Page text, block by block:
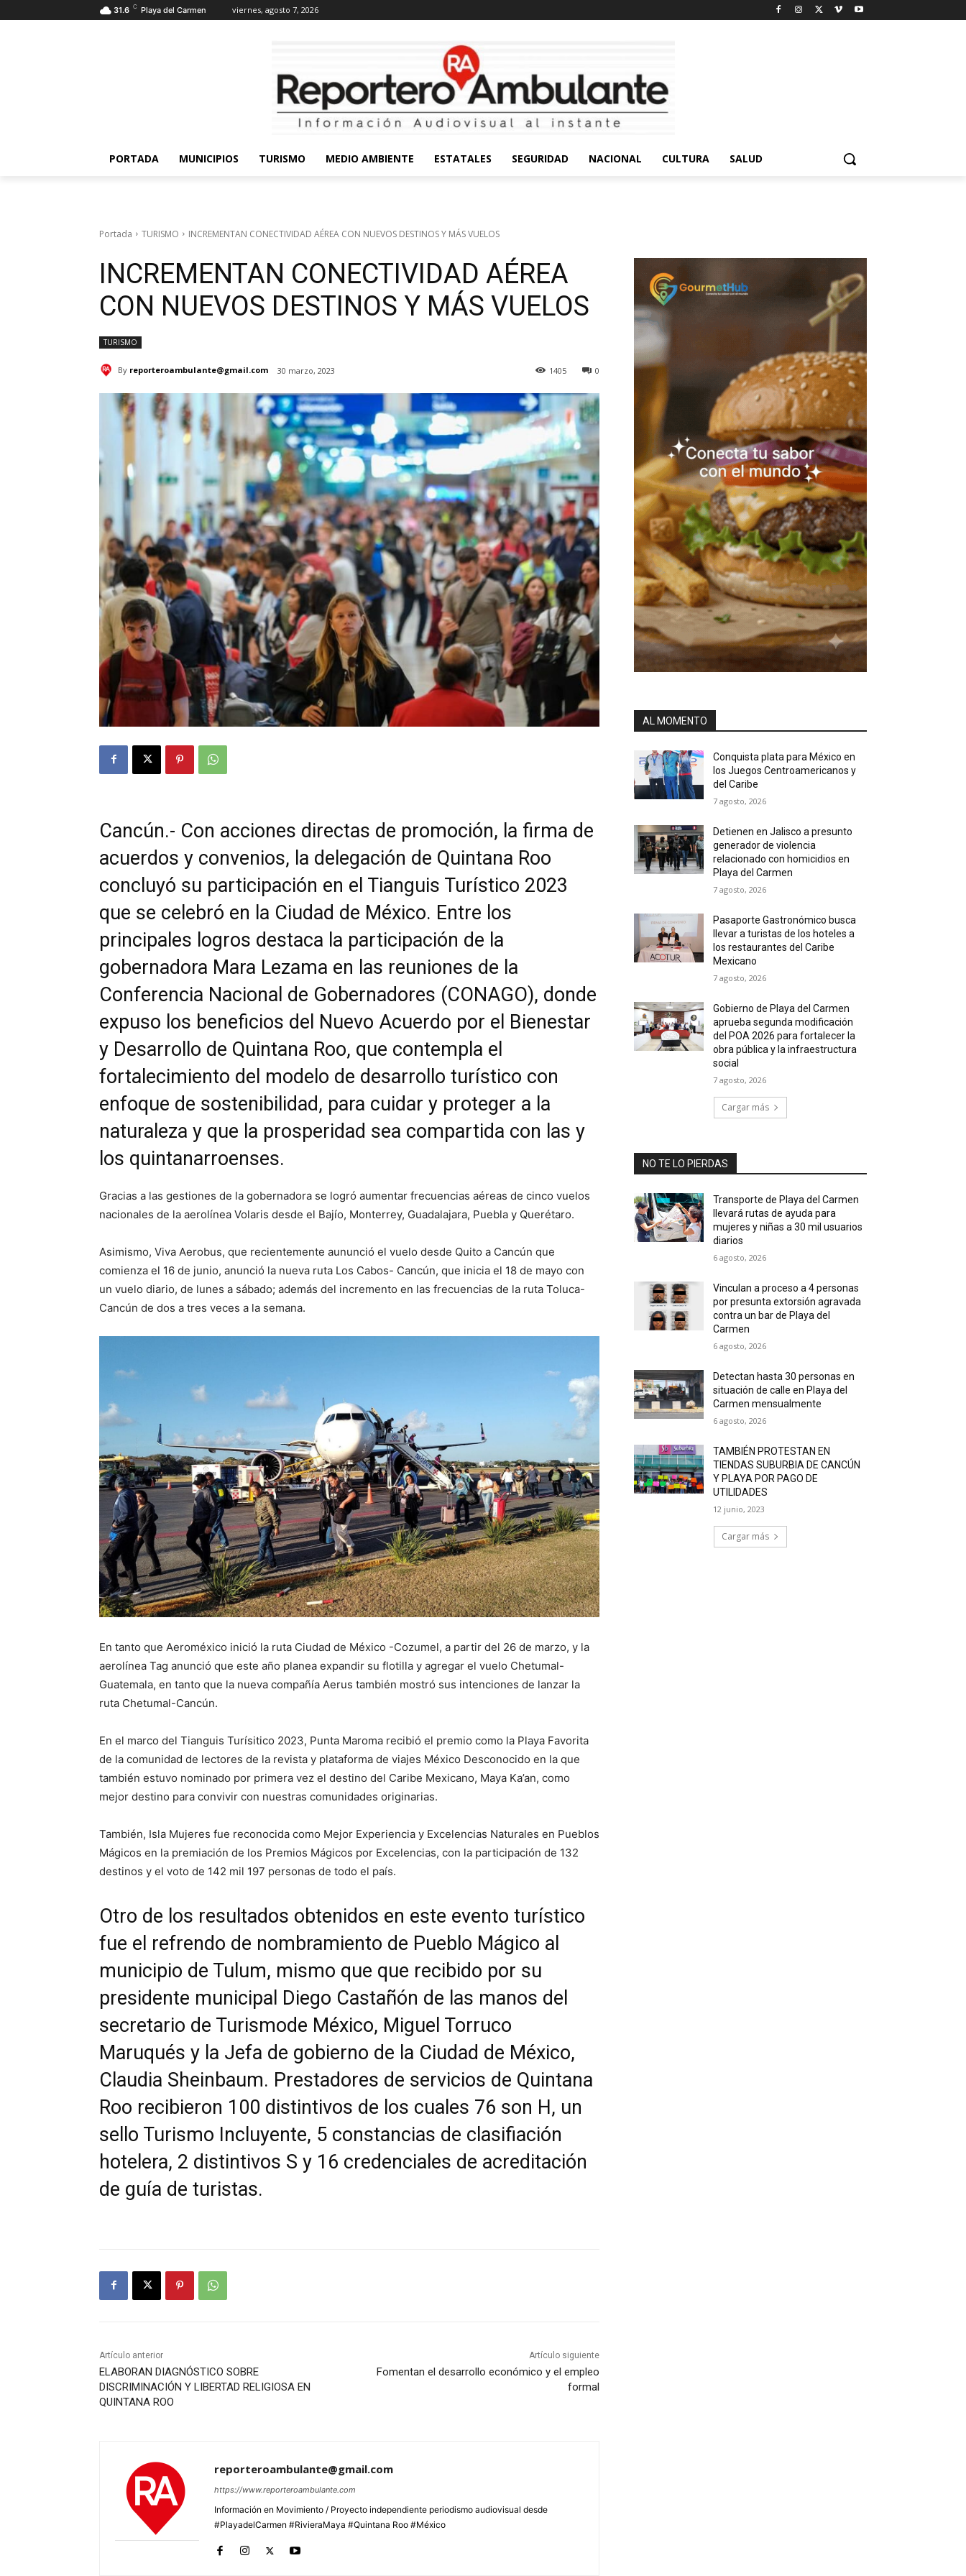
31.6 C Playa del Carmen viernes, agosto 7, 2026
PORTADA MUNICIPIOS TURISMO MEDIO AMBIENTE ESTATALES SEGURIDAD NACIONAL CULTURA SALUD
Portada TURISMO INCREMENTAN CONECTIVIDAD AÉREA CON NUEVOS DESTINOS Y MÁS VUELOS
INCREMENTAN CONECTIVIDAD AÉREA
CON NUEVOS DESTINOS Y MÁS VUELOS
TURISMO
By reporteroambulante@gmail.com 30 marzo, 2023 0
1405
Cancún.- Con acciones directas de promoción, la firma de
acuerdos y convenios, la delegación de Quintana Roo
concluyó su participación en el Tianguis Turístico 2023
que se celebró en la Ciudad de México. Entre los
principales logros destaca la participación de la
gobernadora Mara Lezama en las reuniones de la
Conferencia Nacional de Gobernadores (CONAGO), donde
expuso los beneficios del Nuevo Acuerdo por el Bienestar
y Desarrollo de Quintana Roo, que contempla el
fortalecimiento del modelo de desarrollo turístico con
enfoque de sostenibilidad, para cuidar y proteger a la
naturaleza y que la prosperidad sea compartida con las y
los quintanarroenses.
Gracias a las gestiones de la gobernadora se logró aumentar frecuencias aéreas de cinco vuelos
nacionales de la aerolínea Volaris desde el Bajío, Monterrey, Guadalajara, Puebla y Querétaro.
Asimismo, Viva Aerobus, que recientemente aununció el vuelo desde Quito a Cancún que
comienza el 16 de junio, anunció la nueva ruta Los Cabos- Cancún, que inicia el 18 de mayo con
un vuelo diario, de lunes a sábado; además del incremento en las frecuencias de la ruta Toluca-
Cancún de dos a tres veces a la semana.
En tanto que Aeroméxico inició la ruta Ciudad de México -Cozumel, a partir del 26 de marzo, y la
aerolínea Tag anunció que este año planea expandir su flotilla y agregar el vuelo Chetumal-
Guatemala, en tanto que la nueva compañía Aerus también mostró sus intenciones de lanzar la
ruta Chetumal-Cancún.
En el marco del Tianguis Turísitico 2023, Punta Maroma recibió el premio como la Playa Favorita
de la comunidad de lectores de la revista y plataforma de viajes México Desconocido en la que
también estuvo nominado por primera vez el destino del Caribe Mexicano, Maya Ka’an, como
mejor destino para convivir con nuestras comunidades originarias.
También, Isla Mujeres fue reconocida como Mejor Experiencia y Excelencias Naturales en Pueblos
Mágicos en la premiación de los Premios Mágicos por Excelencias, con la participación de 132
destinos y el voto de 142 mil 197 personas de todo el país.
Otro de los resultados obtenidos en este evento turístico
fue el refrendo de nombramiento de Pueblo Mágico al
municipio de Tulum, mismo que que recibido por su
presidente municipal Diego Castañón de las manos del
secretario de Turismode México, Miguel Torruco
Maruqués y la Jefa de gobierno de la Ciudad de México,
Claudia Sheinbaum. Prestadores de servicios de Quintana
Roo recibieron 100 distintivos de los cuales 76 son H, un
sello Turismo Incluyente, 5 constancias de clasifiación
hotelera, 2 distintivos S y 16 credenciales de acreditación
de guía de turistas.
Artículo anterior
ELABORAN DIAGNÓSTICO SOBRE
DISCRIMINACIÓN Y LIBERTAD RELIGIOSA EN
QUINTANA ROO
Artículo siguiente
Fomentan el desarrollo económico y el empleo
formal
reporteroambulante@gmail.com
https://www.reporteroambulante.com
Información en Movimiento / Proyecto independiente periodismo audiovisual desde
#PlayadelCarmen #RivieraMaya #Quintana Roo #México
AL MOMENTO
Conquista plata para México en
los Juegos Centroamericanos y
del Caribe
7 agosto, 2026
Detienen en Jalisco a presunto
generador de violencia
relacionado con homicidios en
Playa del Carmen
7 agosto, 2026
Pasaporte Gastronómico busca
llevar a turistas de los hoteles a
los restaurantes del Caribe
Mexicano
7 agosto, 2026
Gobierno de Playa del Carmen
aprueba segunda modificación
del POA 2026 para fortalecer la
obra pública y la infraestructura
social
7 agosto, 2026
Cargar más
NO TE LO PIERDAS
Transporte de Playa del Carmen
llevará rutas de ayuda para
mujeres y niñas a 30 mil usuarios
diarios
6 agosto, 2026
Vinculan a proceso a 4 personas
por presunta extorsión agravada
contra un bar de Playa del
Carmen
6 agosto, 2026
Detectan hasta 30 personas en
situación de calle en Playa del
Carmen mensualmente
6 agosto, 2026
TAMBIÉN PROTESTAN EN
TIENDAS SUBURBIA DE CANCÚN
Y PLAYA POR PAGO DE
UTILIDADES
12 junio, 2023
Cargar más